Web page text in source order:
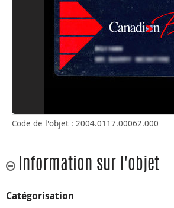
Code de l'objet : 2004.0117.00062.000
Information sur l'objet
Catégorisation